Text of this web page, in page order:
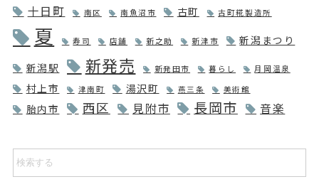
十日町 南区 南魚沼市 古町 古町糀製造所
夏 寿司 店舗 新之助 新津市
新潟まつり
新潟駅
新発売 新発田市 暮らし 月岡温泉
村上市 津南町 湯沢町 燕三条 美術館
胎内市 西区 見附市 長岡市 音楽